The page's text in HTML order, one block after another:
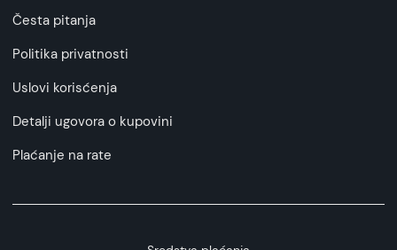
Česta pitanja
Politika privatnosti
Uslovi korisćenja
Detalji ugovora o kupovini
Plaćanje na rate